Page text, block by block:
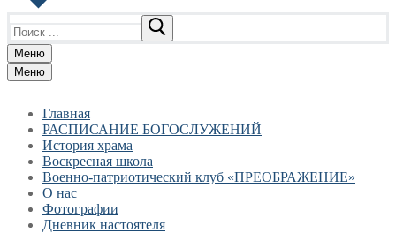
Меню
Меню
Главная
РАСПИСАНИЕ БОГОСЛУЖЕНИЙ
История храма
Воскресная школа
Военно-патриотический клуб «ПРЕОБРАЖЕНИЕ»
О нас
Фотографии
Дневник настоятеля